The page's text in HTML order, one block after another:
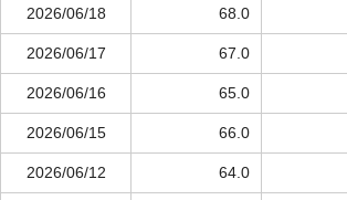
2026/06/18 68.0
2026/06/17 67.0
2026/06/16 65.0
2026/06/15 66.0
2026/06/12 64.0